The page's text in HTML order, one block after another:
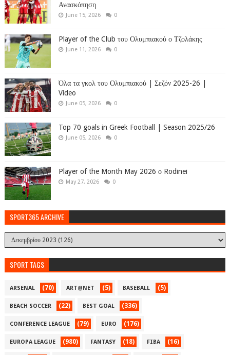
Ανασκόπηση
June 15, 2026 0
Player of the Club του Ολυμπιακού ο Τζολάκης
June 11, 2026 0
Όλα τα γκολ του Ολυμπιακού | Σεζόν 2025-26 |
Video
June 05, 2026 0
Top 70 goals in Greek Football | Season 2025/26
June 05, 2026 0
Player of the Month May 2026 ο Rodinei
May 27, 2026 0
SPORT365 ARCHIVE
SPORT TAGS
ARSENAL (70) ART@NET (5) BASEBALL (5)
BEACH SOCCER (22) BEST GOAL (336)
CONFERENCE LEAGUE (79) EURO (176)
EUROPA LEAGUE (980) FANTASY (18) FIBA (16)